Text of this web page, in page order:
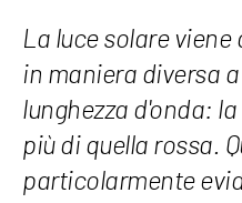
La luce solare
in maniera diversa
lunghezza d'onda:
più di quella rossa.
particolarmente